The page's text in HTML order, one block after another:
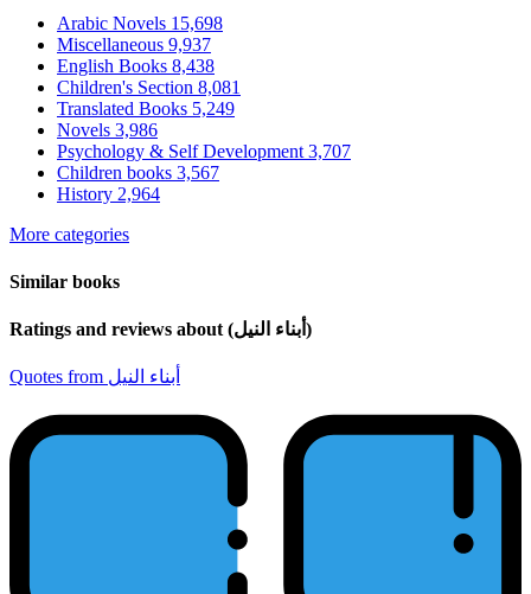
Arabic Novels 15,698
Miscellaneous 9,937
English Books 8,438
Children's Section 8,081
Translated Books 5,249
Novels 3,986
Psychology & Self Development 3,707
Children books 3,567
History 2,964
More categories
Similar books
Ratings and reviews about (أبناء النيل)
Quotes from أبناء النيل